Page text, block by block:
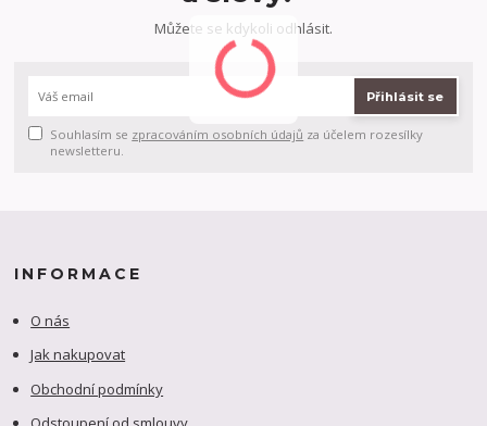
Můžete se kdykoli odhlásit.
Přihlásit se
Souhlasím se zpracováním osobních údajů za účelem rozesílky
newsletteru.
INFORMACE
O nás
Jak nakupovat
Obchodní podmínky